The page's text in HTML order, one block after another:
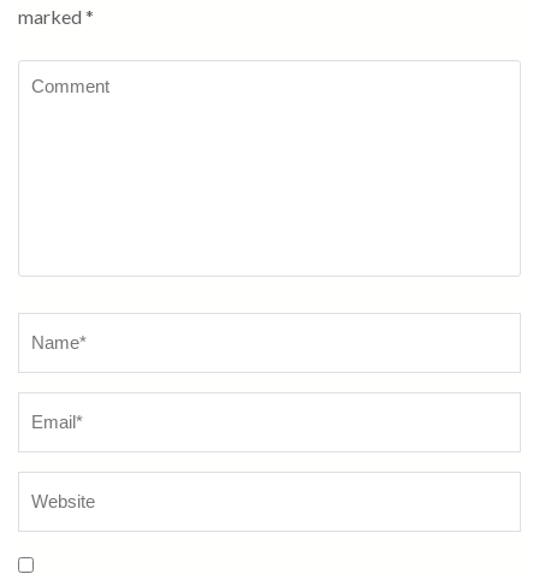
marked *
Comment